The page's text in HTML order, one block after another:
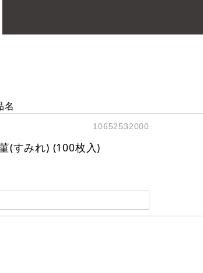
名
10652532000
(すみれ) (100枚入)